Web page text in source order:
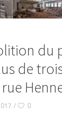
du
de
0